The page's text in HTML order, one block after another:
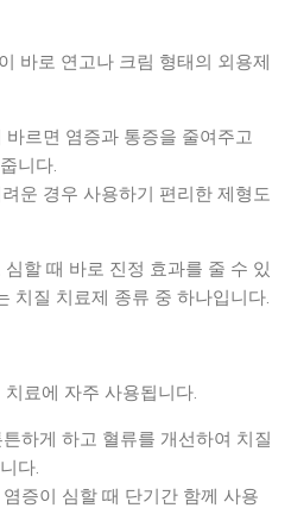
바로 연고나 크림 형태의 외용제
바르면 염증과 통증을 줄여주고
니다.
운 경우 사용하기 편리한 제형도
할 때 바로 진정 효과를 줄 수 있
치질 치료제 종류 중 하나입니다.
료에 자주 사용됩니다.
하게 하고 혈류를 개선하여 치질
다.
증이 심할 때 단기간 함께 사용